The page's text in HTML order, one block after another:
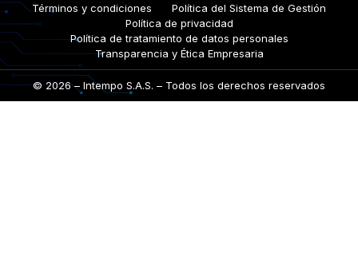
©2026– Intempo S.A.S. – Todos los derechos reservados
Términos y condiciones
Política del Sistema de Gestión
Política de privacidad
Política de tratamiento de datos personales
Transparencia y Ética Empresaria